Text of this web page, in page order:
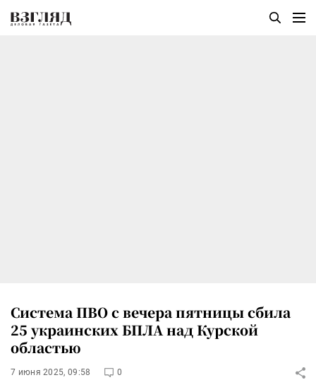
Система ПВО с вечера пятницы сбила
25 украинских БПЛА над Курской
областью
7 июня 2025, 09:58 0